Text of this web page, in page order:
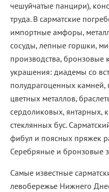
чешуйчатые панцири),
труда. В сарматские
импортные амфоры,
сосуды, лепные горшки,
производства, бронзовые
украшения: диадемы со
полудрагоценных
цветных металлов,
сердоликовых, янтарных,
стеклянных бус.
фибул и поясных пряжек
Серебряные и бронзовые
Самые известные
левобережье Нижнего